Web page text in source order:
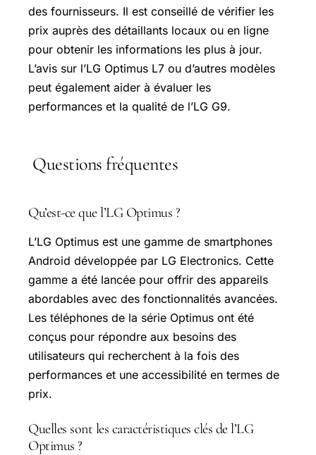
des fournisseurs. Il est conseillé de vérifier les
prix auprès des détaillants locaux ou en ligne
pour obtenir les informations les plus à jour.
L’avis sur l’LG Optimus L7 ou d’autres modèles
peut également aider à évaluer les
performances et la qualité de l’LG G9.
Questions fréquentes
Qu’est-ce que l’LG Optimus ?
L’LG Optimus est une gamme de smartphones
Android développée par LG Electronics. Cette
gamme a été lancée pour offrir des appareils
abordables avec des fonctionnalités avancées.
Les téléphones de la série Optimus ont été
conçus pour répondre aux besoins des
utilisateurs qui recherchent à la fois des
performances et une accessibilité en termes de
prix.
Quelles sont les caractéristiques clés de l’LG
Optimus ?